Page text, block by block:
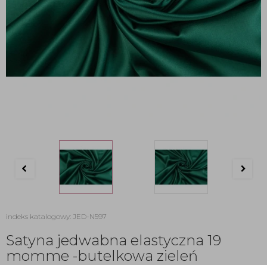
indeks katalogowy: JED-N597
Satyna jedwabna elastyczna 19
momme -butelkowa zieleń